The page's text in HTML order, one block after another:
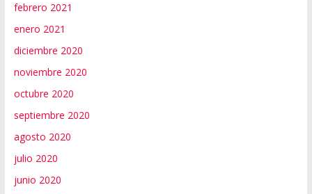
febrero 2021
enero 2021
diciembre 2020
noviembre 2020
octubre 2020
septiembre 2020
agosto 2020
julio 2020
junio 2020